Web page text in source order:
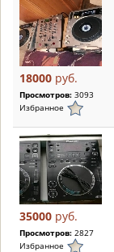
18000 руб.
Просмотров: 3093
Избранное
35000 руб.
Просмотров: 2827
Избранное